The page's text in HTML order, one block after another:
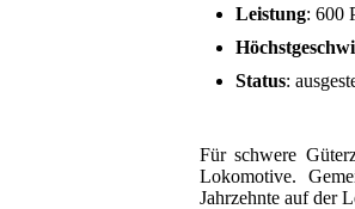
Leistung: 600
Status:
Für schwere
Lokomotive.
Jahrzehnte auf der